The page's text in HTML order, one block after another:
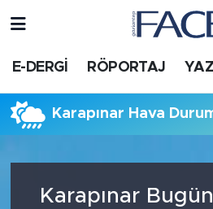
E-DERGİ RÖPORTAJ
Karapınar Hava
Karapınar
HABER
Nöbetçi Eczaneler
Süper Lig Puan Durumu